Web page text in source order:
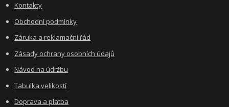
Kontakty
Obchodní podmínky
Záruka a reklamační řád
Zásady ochrany osobních údajů
Návod na údržbu
Tabulka velikostí
Doprava a platba